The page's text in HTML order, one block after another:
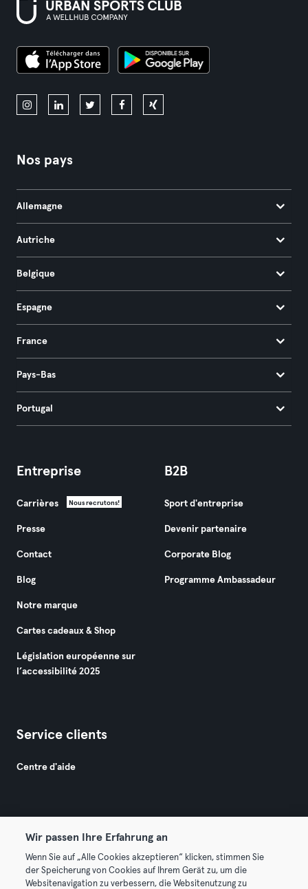
Nos pays
Allemagne
Autriche
Belgique
Espagne
France
Pays-Bas
Portugal
Entreprise
Carrières Nous recrutons!
Presse
Contact
Blog
Notre marque
Cartes cadeaux & Shop
Législation européenne sur
l’accessibilité 2025
B2B
Sport d'entreprise
Devenir partenaire
Corporate Blog
Programme Ambassadeur
Service clients
Centre d'aide
© 2026 Urban Sports Group GmbH. All rights reserved.
Conditions générales Politique de confidentialité
Wir passen Ihre Erfahrung an
Wenn Sie auf „Alle Cookies akzeptieren“ klicken, stimmen Sie
der Speicherung von Cookies auf Ihrem Gerät zu, um die
Websitenavigation zu verbessern, die Websitenutzung zu